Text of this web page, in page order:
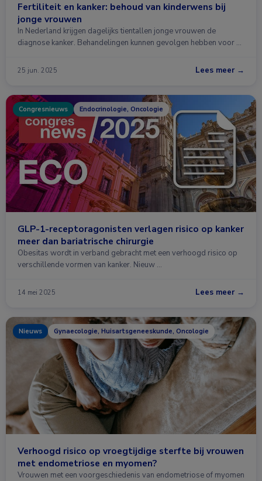
Fertiliteit en kanker: behoud van kinderwens bij
jonge vrouwen
In Nederland krijgen dagelijks tientallen jonge vrouwen de
diagnose kanker. Behandelingen kunnen gevolgen hebben voor …
25 jun. 2025 Lees meer →
Congresnieuws Endocrinologie, Oncologie
GLP-1-receptoragonisten verlagen risico op kanker
meer dan bariatrische chirurgie
Obesitas wordt in verband gebracht met een verhoogd risico op
verschillende vormen van kanker. Nieuw …
14 mei 2025 Lees meer →
Nieuws Gynaecologie, Huisartsgeneeskunde, Oncologie
Verhoogd risico op vroegtijdige sterfte bij vrouwen
met endometriose en myomen?
Vrouwen met een voorgeschiedenis van endometriose of myomen